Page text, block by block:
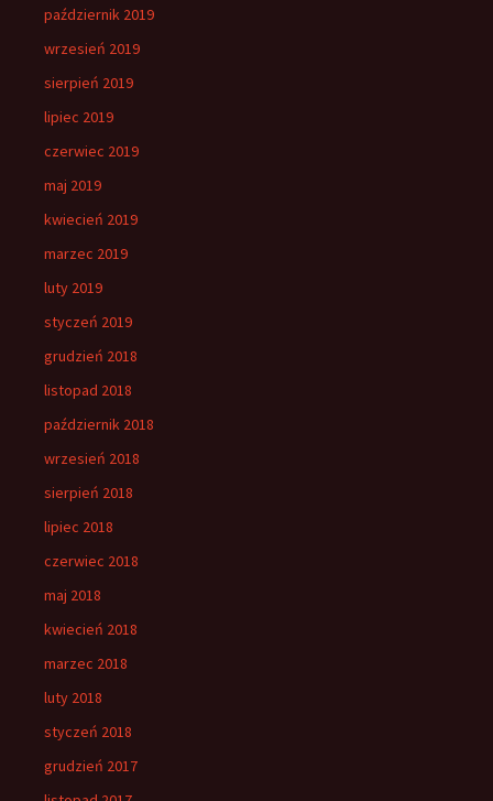
październik 2019
wrzesień 2019
sierpień 2019
lipiec 2019
czerwiec 2019
maj 2019
kwiecień 2019
marzec 2019
luty 2019
styczeń 2019
grudzień 2018
listopad 2018
październik 2018
wrzesień 2018
sierpień 2018
lipiec 2018
czerwiec 2018
maj 2018
kwiecień 2018
marzec 2018
luty 2018
styczeń 2018
grudzień 2017